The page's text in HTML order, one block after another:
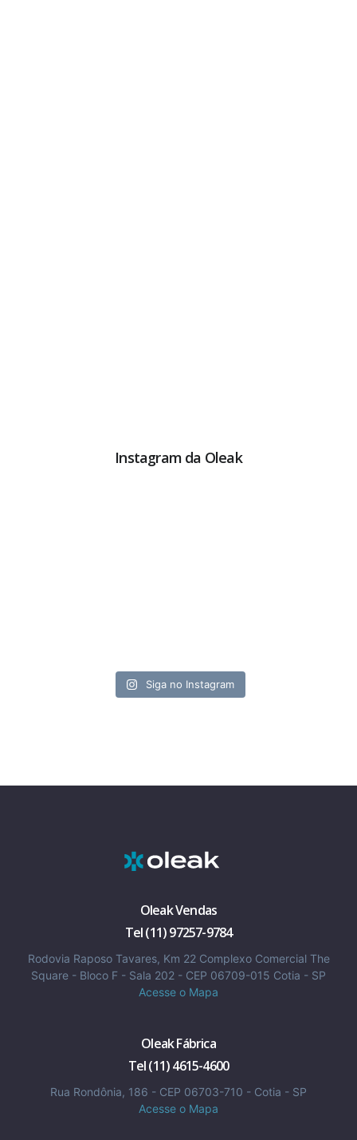
Instagram da Oleak
Siga no Instagram
Oleak Vendas
Tel (11) 97257-9784
Rodovia Raposo Tavares, Km 22 Complexo Comercial The
Square - Bloco F - Sala 202 - CEP 06709-015 Cotia - SP
Acesse o Mapa
Oleak Fábrica
Tel (11) 4615-4600
Rua Rondônia, 186 - CEP 06703-710 - Cotia - SP
Acesse o Mapa